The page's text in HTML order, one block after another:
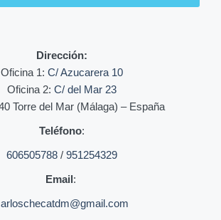
Dirección:
Oficina 1: C/ Azucarera 10
Oficina 2: C/ del Mar 23
Torre del Mar (Málaga) – España
Teléfono:
606505788 / 951254329
Email: